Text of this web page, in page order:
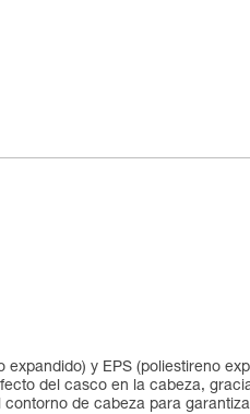
y EPS (poliestireno
del casco en la cabeza,
de cabeza para